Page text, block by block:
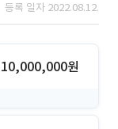
등록 일자 2022.08.12.
10,000,000원